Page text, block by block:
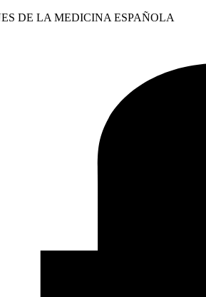
DE LA MEDICINA ESPAÑOLA